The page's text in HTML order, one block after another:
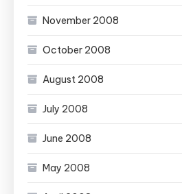
November 2008
October 2008
August 2008
July 2008
June 2008
May 2008